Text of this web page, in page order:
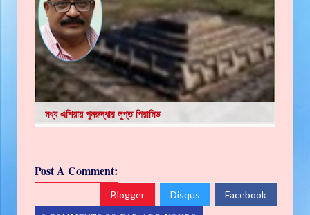
মধ্য এশিয়ায় পুনরুদ্ধার লুপ্ত পিরামিড
Post A Comment:
Blogger Disqus Facebook